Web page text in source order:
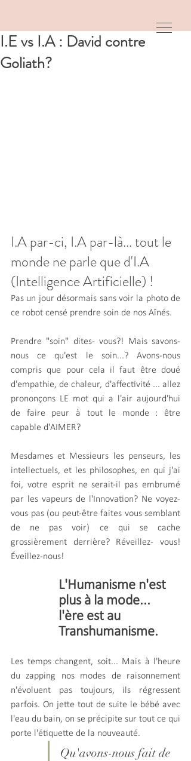
I.E vs I.A : David contre
Goliath?
I.A par-ci, I.A par-là... tout le
monde ne parle que d'I.A
(Intelligence Artificielle) !
Pas un jour désormais sans voir la photo de
ce robot censé prendre soin de nos Aînés.
Prendre "soin" dites- vous?! Mais savons-
nous ce qu'est le soin...? Avons-nous
compris que pour cela il faut être doué
d'empathie, de chaleur, d'affectivité ... allez
prononçons LE mot qui a l'air aujourd'hui
de faire peur à tout le monde : être
capable d'AIMER?
Mesdames et Messieurs les penseurs, les
intellectuels, et les philosophes, en qui j'ai
foi, votre esprit ne serait-il pas embrumé
par les vapeurs de l'Innovation? Ne voyez-
vous pas (ou peut-être faites vous semblant
de ne pas voir) ce qui se cache
grossièrement derrière? Réveillez- vous!
Éveillez-nous!
L'Humanisme n'est
plus à la mode...
l'ère est au
Transhumanisme.
Les temps changent, soit... Mais à l'heure
du zapping nos modes de raisonnement
n'évoluent pas toujours, ils régressent
parfois. On jette tout de suite le bébé avec
l'eau du bain, on se précipite sur tout ce qui
porte l'étiquette de la nouveauté.
Qu'avons-nous fait de